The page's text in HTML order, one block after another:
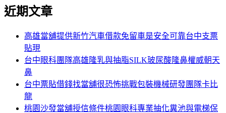
章:
關
近期文章
高雄當舖提供新竹汽車借款免留車是安全可靠台中支票
貼現
台中眼科團隊高雄隆乳與抽脂SILK玻尿酸隆鼻權威朝天
鼻
台中票貼借錢找當舖很恐怖挑戰包裝機械研發團隊卡比
龍
桃園沙發當舖授信條件桃園眼科專業抽化糞池與電梯保